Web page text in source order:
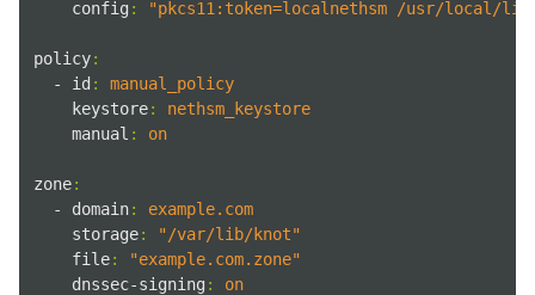
navigation of Container
navigation of Compatible Software
config : "pkcs11:token=localnethsm /usr/local/
policy:
- id :
manual_policy
keystore:
nethsm_keystore
manual : on
zone:
- domain:
example.com
storage:
"/var/lib/knot"
file:
"example.com.zone"
dnssec-signing :
on